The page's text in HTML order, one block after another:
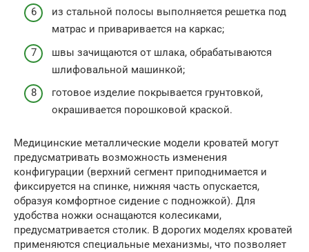
из стальной полосы выполняется решетка под
матрас и приваривается на каркас;
швы зачищаются от шлака, обрабатываются
шлифовальной машинкой;
готовое изделие покрывается грунтовкой,
окрашивается порошковой краской.
Медицинские металлические модели кроватей могут
предусматривать возможность изменения
конфигурации (верхний сегмент приподнимается и
фиксируется на спинке, нижняя часть опускается,
образуя комфортное сидение с подножкой). Для
удобства ножки оснащаются колесиками,
предусматривается столик. В дорогих моделях кроватей
применяются специальные механизмы, что позволяет